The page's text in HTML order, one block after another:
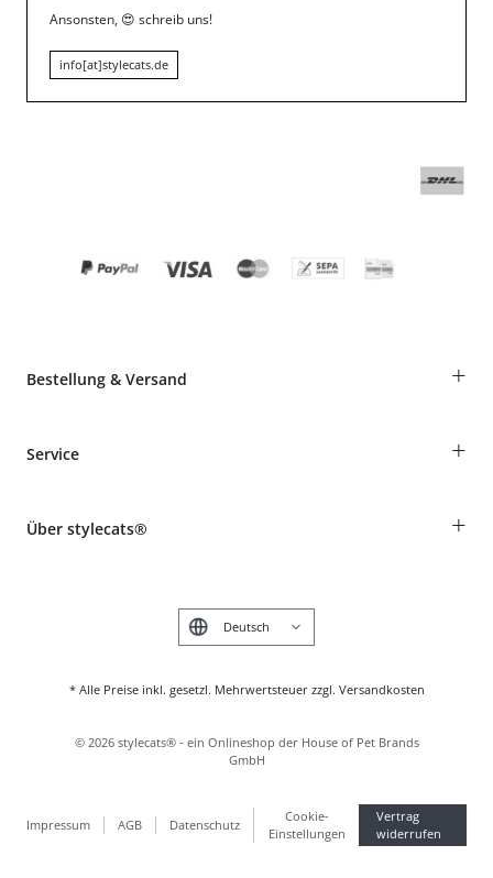
Ansonsten, 😍 schreib uns!
info[at]stylecats.de
Bestellung & Versand +
Informationen zur Lieferung
Produkte reklamieren und zurücksenden
Service +
Tierkrankenversicherung
Über stylecats® +
* Alle Preise inkl. gesetzl. Mehrwertsteuer zzgl. Versandkosten
English
Impressum AGB Datenschutz
Cookie-
Einstellungen
Vertrag
widerrufen
© 2026 stylecats® - ein Onlineshop der House of Pet Brands
GmbH